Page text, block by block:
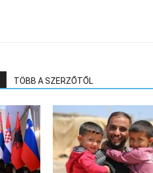
TÖBB A SZERZŐTŐL